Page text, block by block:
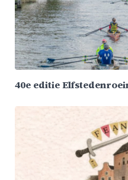
40e editie